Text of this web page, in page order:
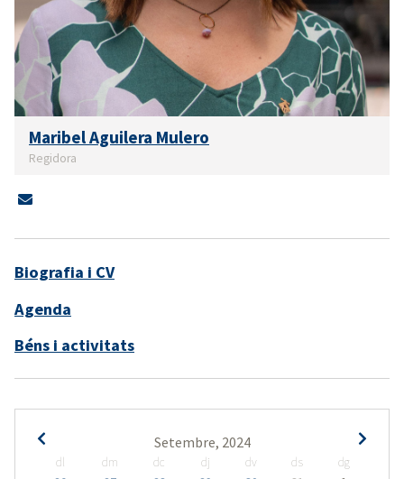
Maribel Aguilera Mulero
Regidora
Biografia i CV
Agenda
Béns i activitats
Setembre, 2024
dl dm dc dj dv ds
dg